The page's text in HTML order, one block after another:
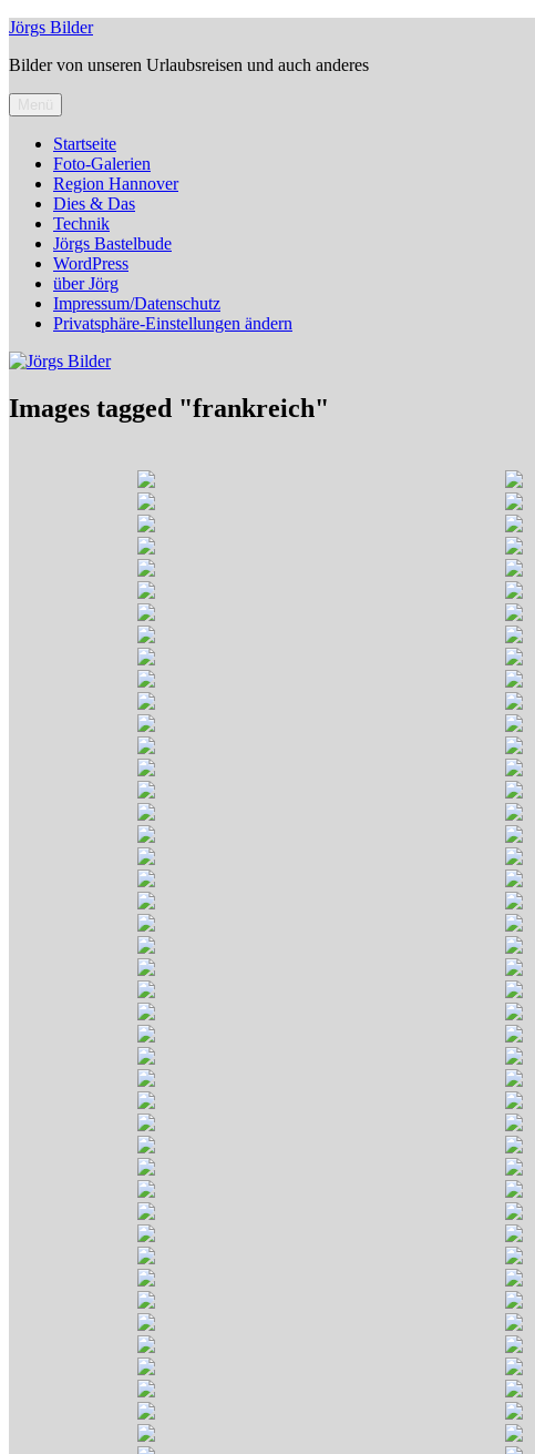
Zum
springen
Jörgs Bilder
Bilder von unseren Urlaubsreisen und auch anderes
Startseite
Foto-Galerien
Region Hannover
Dies & Das
Technik
Jörgs Bastelbude
WordPress
über Jörg
Impressum/Datenschutz
Privatsphäre-Einstellungen ändern
Images tagged "frankreich"